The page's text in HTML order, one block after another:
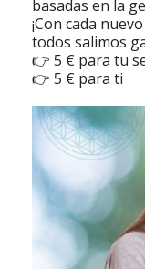
basadas en la
¡Con cada
todos salimos
👉 5 € para tu
👉 5 € para ti